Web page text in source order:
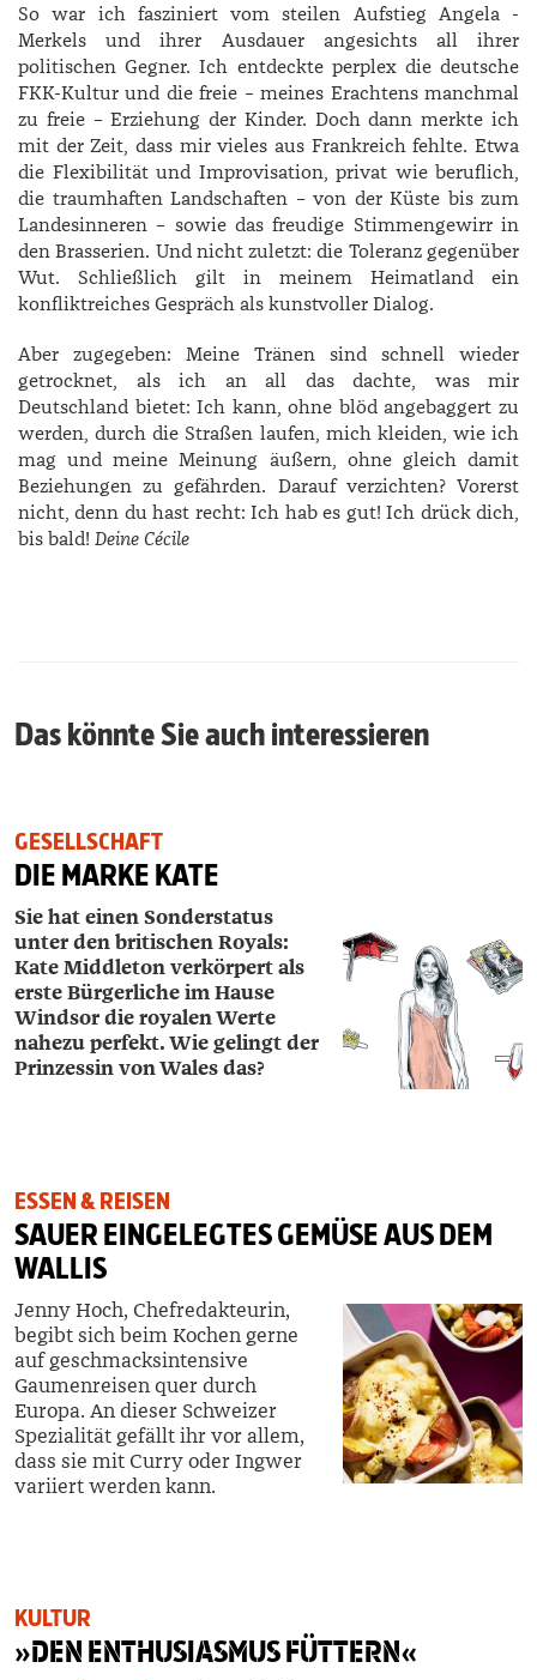
So war ich fasziniert vom steilen Aufstieg ­Angela ­
Merkels und ihrer Ausdauer angesichts all ihrer
politischen Gegner. Ich entdeckte perplex die deutsche
FKK-Kultur und die freie – meines Erachtens manchmal
zu freie – Erziehung der Kinder. Doch dann merkte ich
mit der Zeit, dass mir vieles aus Frankreich fehlte. Etwa
die Flexibilität und Improvisation, privat wie beruflich,
die traumhaften Landschaften – von der Küste bis zum
Landesinneren – sowie das freudige Stimmengewirr in
den Brasserien. Und nicht zuletzt: die Toleranz gegenüber
Wut. Schließlich gilt in meinem Heimatland ein
konfliktreiches Gespräch als kunstvoller Dialog.
Aber zugegeben: Meine Tränen sind schnell wieder
getrocknet, als ich an all das dachte, was mir
Deutschland bietet: Ich kann, ohne blöd angebaggert zu
werden, durch die Straßen laufen, mich kleiden, wie ich
mag und meine Meinung äußern, ohne gleich damit
Beziehungen zu gefährden. Darauf verzichten? Vorerst
nicht, denn du hast recht: Ich hab es gut! Ich drück dich,
bis bald! Deine Cécile
Das könnte Sie auch interessieren
GESELLSCHAFT
DIE MARKE KATE
Sie hat einen Sonderstatus
unter den britischen Royals:
Kate Middleton verkörpert als
erste Bürgerliche im Hause
Windsor die royalen Werte
nahezu perfekt. Wie gelingt der
Prinzessin von Wales das?
ESSEN & REISEN
SAUER EINGELEGTES GEMÜSE AUS DEM
WALLIS
Jenny Hoch, Chefredakteurin,
begibt sich beim Kochen gerne
auf geschmacks­intensive
Gaumenreisen quer durch
Europa. An dieser Schweizer
Spezialität gefällt ihr vor allem,
dass sie mit Curry oder Ingwer
variiert werden kann.
KULTUR
»DEN ENTHUSIASMUS FÜTTERN«